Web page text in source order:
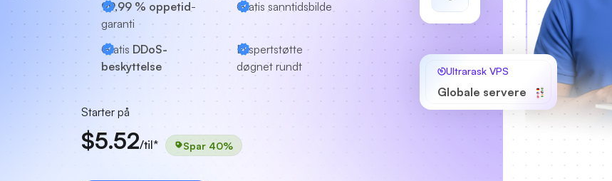
99,99 % oppetid-
garanti
Gratis sanntidsbilde
Gratis DDoS-
beskyttelse
Ekspertstøtte
døgnet rundt
Starter på
$5.52/til* Spar 40%
Ultrarask VPS
Globale servere